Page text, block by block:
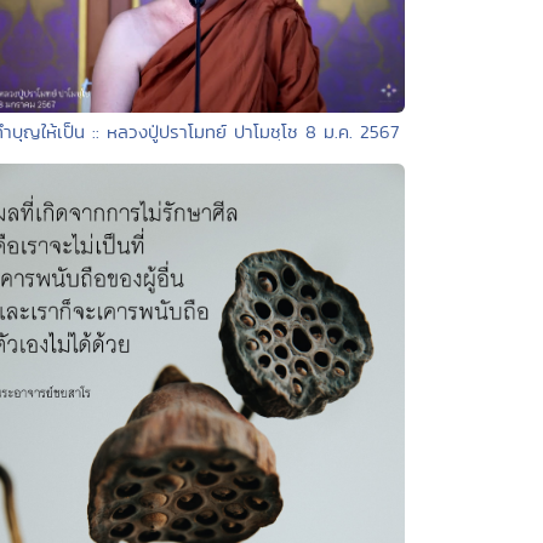
ำบุญให้เป็น :: หลวงปู่ปราโมทย์ ปาโมชฺโช 8 ม.ค. 2567